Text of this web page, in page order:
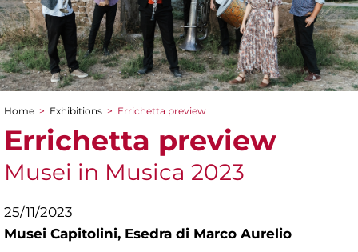
You are here
Home > Exhibitions > Errichetta preview
Errichetta preview
Musei in Musica 2023
25/11/2023
Musei Capitolini, Esedra di Marco Aurelio